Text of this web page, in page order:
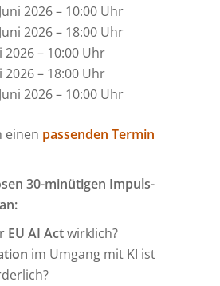
2026 – 10:00 Uhr
2026 – 18:00 Uhr
2026 – 10:00 Uhr
2026 – 18:00 Uhr
2026 – 10:00 Uhr
einen passenden Termin
30-minütigen Impuls-
EU AI Actwirklich?
im Umgang mit KI ist